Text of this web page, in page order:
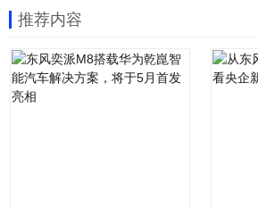
推荐内容